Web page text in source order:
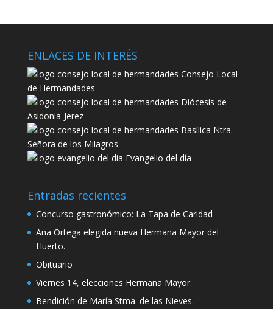
ENLACES DE INTERÉS
Consejo Local
de Hermandades
Diócesis de
Asidonia-Jerez
Basílica Ntra.
Señora de los Milagros
Evangelio del día
Entradas recientes
Concurso gastronómico: La Tapa de Caridad
Ana Ortega elegida nueva Hermana Mayor del
Huerto.
Obituario
Viernes 14, elecciones Hermana Mayor.
Bendición de María Stma. de las Nieves.